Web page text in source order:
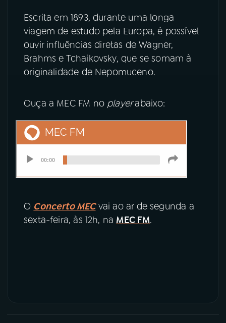
Escrita em 1893, durante uma longa
viagem de estudo pela Europa, é possível
ouvir influências diretas de Wagner,
Brahms e Tchaikovsky, que se somam à
originalidade de Nepomuceno.
Ouça a MEC FM noplayerabaixo:
O Concerto MECvai ao ar de segunda a
sexta-feira, às 12h, na MEC FM.